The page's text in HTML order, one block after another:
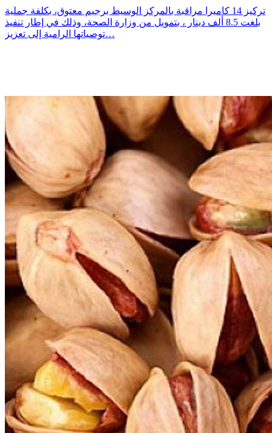
تركيز 14 كاميرا مراقبة بالمركز الوسيط برجيم معتوق، بكلفة جملية
بلغت 8.5 ألف دينار ، بتمويل من وزارة الصحة، وذلك في إطار تنفيذ
توصياتها الرامية إلى تعزيز…